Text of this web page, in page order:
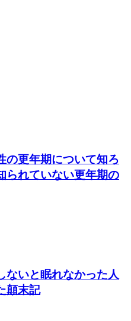
の更年期について知ろ
られていない更年期の
ないと眠れなかった人
顛末記